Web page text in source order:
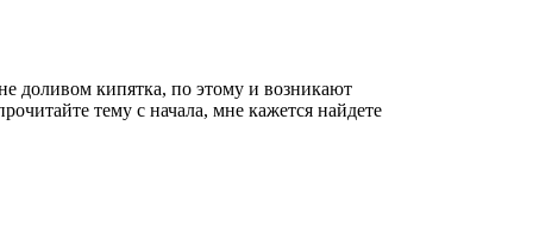
доливом кипятка, по этому и возникают
тему с начала, мне кажется найдете